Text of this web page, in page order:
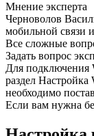
Мнение эксперта
Черноволов
мобильной связи
Все сложные
Задать вопрос
Для подключения
раздел
необходимо
Если вам нужна